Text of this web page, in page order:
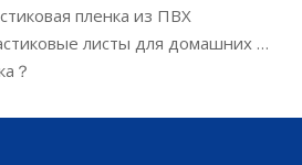
пленка из ПВХ
Как изготовлены пластиковые листы для домашних животных
？